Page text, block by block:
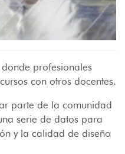
profesionales
con otros docentes.
parte de la comunidad
serie de datos para
y la calidad de diseño